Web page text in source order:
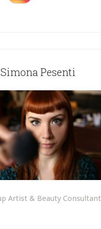
Simona Pesenti
Artist & Beauty Consultant